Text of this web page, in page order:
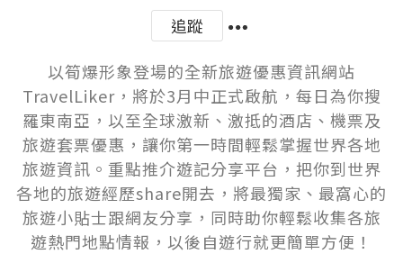
追蹤
以筍爆形象登場的全新旅遊優惠資訊網站
TravelLiker，將於3月中正式啟航，每日為你搜
羅東南亞，以至全球激新、激抵的酒店、機票及
旅遊套票優惠，讓你第一時間輕鬆掌握世界各地
旅遊資訊。重點推介遊記分享平台，把你到世界
各地的旅遊經歷share開去，將最獨家、最窩心的
旅遊小貼士跟網友分享，同時助你輕鬆收集各旅
遊熱門地點情報，以後自遊行就更簡單方便！